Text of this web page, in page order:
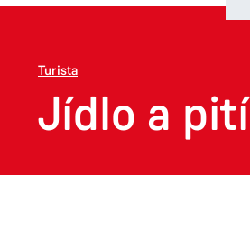
Turista
Jídlo a pití